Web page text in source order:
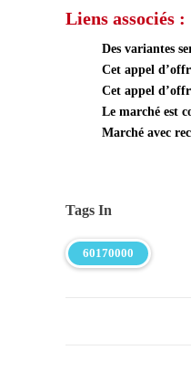
Liens associés :
Des variantes
Cet appel
Cet appel
Le marché est
Marché avec
Tags In
60170000